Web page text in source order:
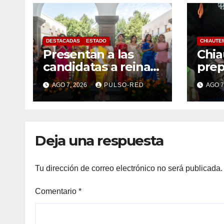
DESTACADAS ESTADO
Presentan a las
candidatas a reinas
de “Tlaxcala, la
Feria de Ferias 2026:
La Flor Tlaxcalteca”
AGO 7, 2026 PULSO-RED AGO
Deja una respuesta
Tu dirección de correo electrónico no será publicada.
Comentario *